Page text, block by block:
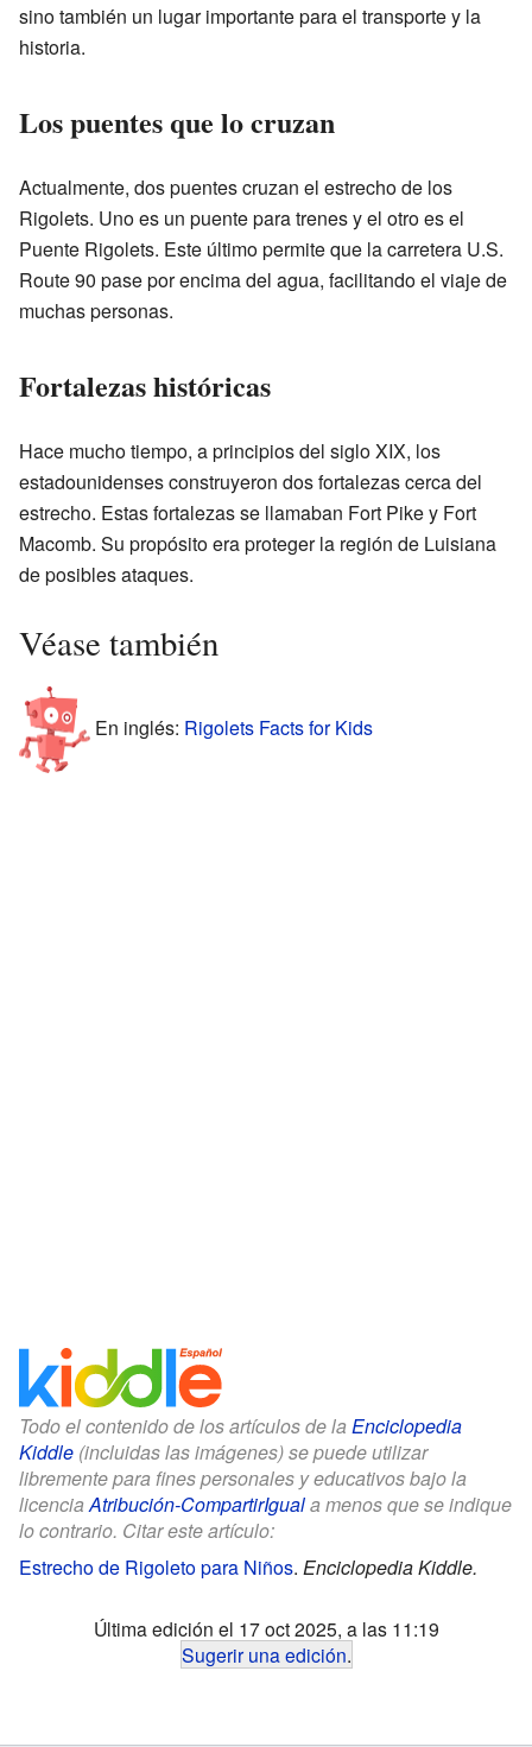
sino también un lugar importante para el transporte y la
historia.
Los puentes que lo cruzan
Actualmente, dos puentes cruzan el estrecho de los
Rigolets. Uno es un puente para trenes y el otro es el
Puente Rigolets. Este último permite que la carretera U.S.
Route 90 pase por encima del agua, facilitando el viaje de
muchas personas.
Fortalezas históricas
Hace mucho tiempo, a principios del siglo XIX, los
estadounidenses construyeron dos fortalezas cerca del
estrecho. Estas fortalezas se llamaban Fort Pike y Fort
Macomb. Su propósito era proteger la región de Luisiana
de posibles ataques.
Véase también
En inglés: Rigolets Facts for Kids
Todo el contenido de los artículos de la Enciclopedia
Kiddle (incluidas las imágenes) se puede utilizar
libremente para fines personales y educativos bajo la
licenciaAtribución-CompartirIguala menos que se indique
lo contrario. Citar este artículo:
Estrecho de Rigoleto para Niños. Enciclopedia Kiddle.
Última edición el 17 oct 2025, a las 11:19
Sugerir una edición.